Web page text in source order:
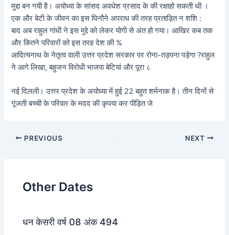
मुद्दा बन गयी है। अयोध्या के सांसद अवधेश प्रसाद के की रक्षाहो सकती थी ।
एक और बेटी के जीवन का इस घिनौने अपराध की तरह प्रताड़ित न शशि :
बाद अब राहुल गांधी ने इस मुद्दे को लेकर योगी से अंत हो गया। आखिर कब तक
और कितने परिवारों को इस तरह देश की %
आदित्यनाथ के नेतृत्व वाली उत्तर प्रदेश सरकार पर रोना-तड़पना पड़ेगा ?राहुल
ने आगे लिखा, बहुजन विरोधी भाजपा बेटियां और पूरा ८
नई दिलली। उत्तर प्रदेश के अयोध्या में हुई 22 बहुत शर्मनाक है। तीन दिनों से
गूंजती बच्ची के परिवार के मदद की कृपया कर पीड़ित जे
Post
PREVIOUS NEXT
Other Dates
धन केसरी वर्ष 08 अंक 494